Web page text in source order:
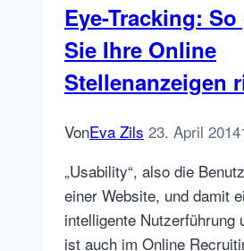
2007)
Eye-Tracking:
Sie Ihre Online
Stellenanzeigen
VonEva Zils 23. April 2014
„Usability“, also die
einer Website, und damit
intelligente Nutzerführung
ist auch im Online